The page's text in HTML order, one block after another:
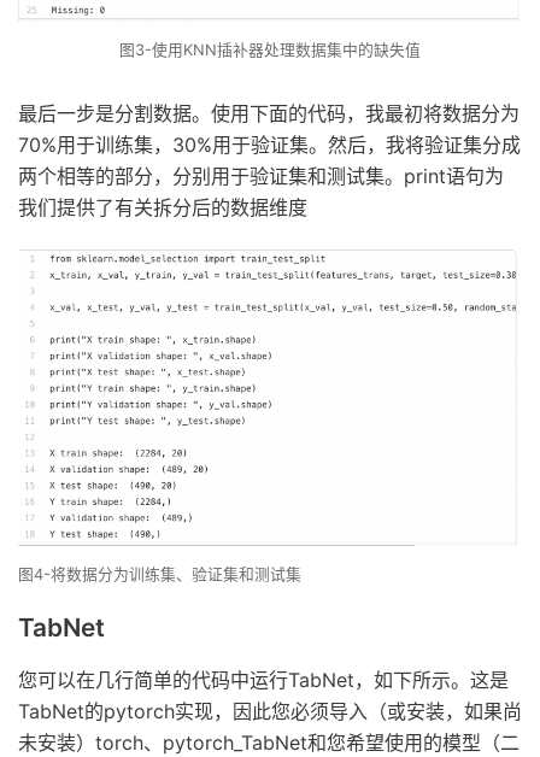
图3-使用KNN插补器处理数据集中的缺失值
最后一步是分割数据。使用下面的代码，我最初将数据分为
70%用于训练集，30%用于验证集。然后，我将验证集分成
两个相等的部分，分别用于验证集和测试集。print语句为
我们提供了有关拆分后的数据维度
图4-将数据分为训练集、验证集和测试集
TabNet
您可以在几行简单的代码中运行TabNet，如下所示。这是
TabNet的pytorch实现，因此您必须导入（或安装，如果尚
未安装）torch、pytorch_TabNet和您希望使用的模型（二